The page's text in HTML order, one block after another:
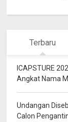
Terbaru
ICAPSTURE
Angkat Nama
Undangan
Calon